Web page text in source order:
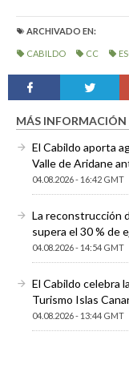
ARCHIVADO EN:
CABILDO CC
MÁS INFORMACIÓN
El Cabildo aporta
Valle de Aridane
04.08.2026 - 16:42 GMT
La reconstrucción
supera el 30 % de
04.08.2026 - 14:54 GMT
El Cabildo celebra
Turismo Islas
04.08.2026 - 13:44 GMT